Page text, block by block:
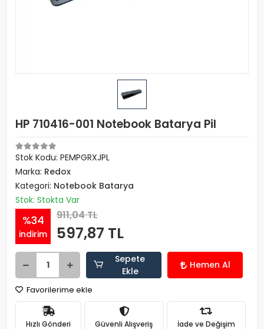
HP 710416-001 Notebook Batarya Pil
Stok Kodu: PEMPGRXJPL
Marka: Redox
Kategori: Notebook Batarya
Stok: Stokta Var
%34
indirim
911,04 TL
597,87 TL
Sepete
Ekle
Hemen Al
Favorilerime ekle
Hızlı Gönderi Güvenli Alışveriş İade ve Değişim